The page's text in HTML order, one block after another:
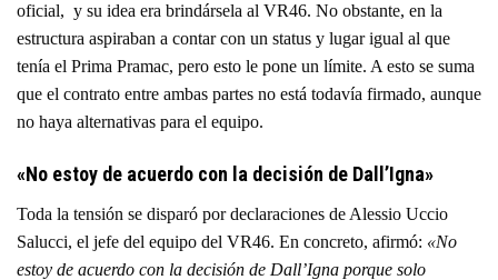
oficial, y su idea era brindársela al VR46. No obstante, en la
estructura aspiraban a contar con un status y lugar igual al que
tenía el Prima Pramac, pero esto le pone un límite. A esto se suma
que el contrato entre ambas partes no está todavía firmado, aunque
no haya alternativas para el equipo.
«No estoy de acuerdo con la decisión de Dall’Igna»
Toda la tensión se disparó por declaraciones de Alessio Uccio
Salucci, el jefe del equipo del VR46. En concreto, afirmó: «No
estoy de acuerdo con la decisión de Dall’Igna porque solo